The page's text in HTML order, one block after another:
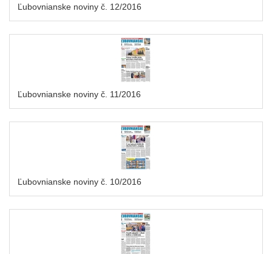
Ľubovnianske noviny č. 12/2016
Ľubovnianske noviny č. 11/2016
Ľubovnianske noviny č. 10/2016